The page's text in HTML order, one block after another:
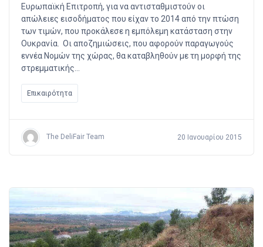
Ευρωπαϊκή Επιτροπή, για να αντισταθμιστούν οι
απώλειες εισοδήματος που είχαν το 2014 από την πτώση
των τιμών, που προκάλεσε η εμπόλεμη κατάσταση στην
Ουκρανία. Οι αποζημιώσεις, που αφορούν παραγωγούς
εννέα Νομών της χώρας, θα καταβληθούν με τη μορφή της
στρεμματικής…
Επικαιρότητα
The DeliFair Team 20 Ιανουαρίου 2015